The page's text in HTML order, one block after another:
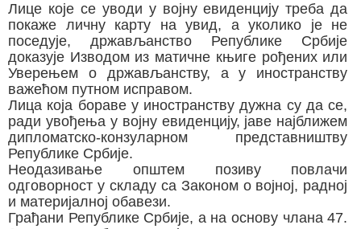
Лице које се уводи у војну евиденцију треба да
покаже личну карту на увид, а уколико је не
поседује, држављанство Републике Србије
доказује Изводом из матичне књиге рођених или
Уверењем о држављанству, а у иностранству
важећом путном исправом.
Лица која бораве у иностранству дужна су да се,
ради увођења у војну евиденцију, јаве најближем
дипломатско-конзуларном представништву
Републике Србије.
Неодазивање општем позиву повлачи
одговорност у складу са Законом о војној, радној
и материјалној обавези.
Грађани Републике Србије, а на основу члана 47.